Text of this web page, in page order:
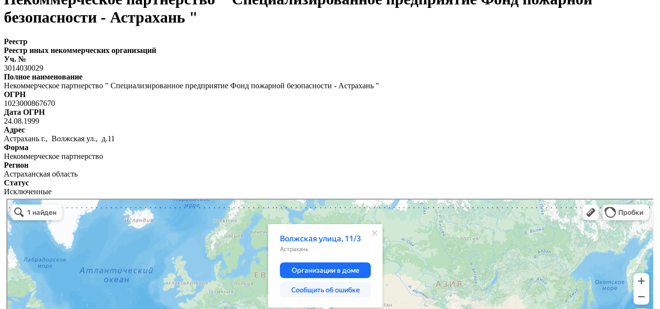
безопасности - Астрахань "
Реестр
Реестр иных некоммерческих организаций
Уч. №
3014030029
Полное наименование
Некоммерческое партнерство " Специализированное предприятие Фонд пожарной безопасности - Астрахань "
ОГРН
1023000867670
Дата ОГРН
24.08.1999
Адрес
Астрахань г., Волжская ул., д.11
Форма
Некоммерческое партнерство
Регион
Астраханская область
Статус
Исключенные